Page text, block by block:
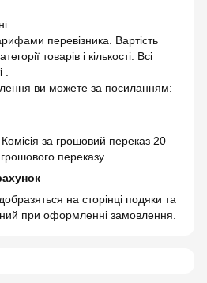
перевізника. Вартість
товарів і кількості. Всі
ви можете за посиланням:
за грошовий переказ 20
переказу.
на сторінці подяки та
при оформленні замовлення.